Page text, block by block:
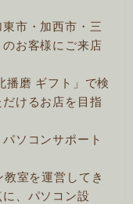
市・加西市・三
お客様にご来店
播磨 ギフト」で検
けるお店を目指
ソコンサポート
室を運営してき
、パソコン設